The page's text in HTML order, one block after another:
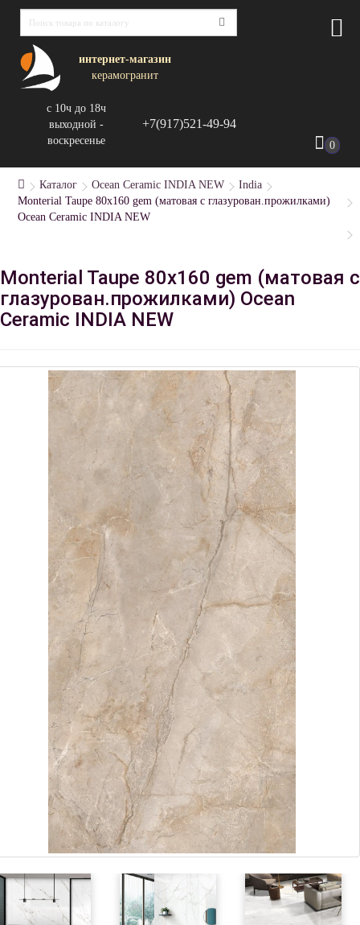
интернет-магазин
керамогранит
с 10ч до 18ч
выходной -
воскресенье
+7(917)521-49-94
0
Каталог Ocean Ceramic INDIA NEW
India
Monterial Taupe 80х160 gem (матовая с глазурован.прожилками)
Ocean Ceramic INDIA NEW
Monterial Taupe 80х160 gem (матовая с
глазурован.прожилками) Ocean
Ceramic INDIA NEW